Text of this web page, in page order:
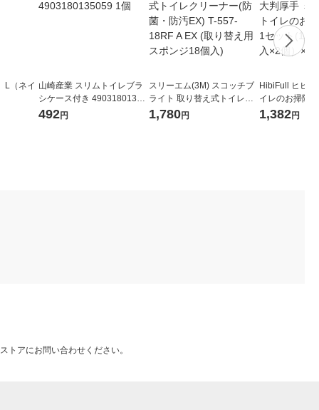
L（ネイ 山崎産業 スリムトイレブラ
シケース付き 49031801350
59 1個
492円
スリーエム(3M) スコッチブ
ライト 取り替え式トイレク
リーナー(防菌・防汚EX) T-5
57-18RF A EX (取り替え用ス
1,780円
HibiFull ヒビフ
イレのお掃除
手 ミントの香
そうじシート
1,382円
トアにお問い合わせください。